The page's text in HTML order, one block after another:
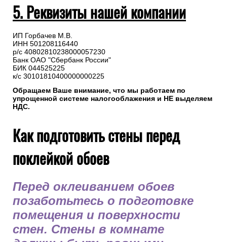
5. Реквизиты нашей компании
ИП Горбачев М.В.
ИНН 501208116440
р/с 40802810238000057230
Банк ОАО "Сбербанк России"
БИК 044525225
к/с 30101810400000000225
Обращаем Ваше внимание, что мы работаем по
упрощенной системе налогооблажения и НЕ выделяем
НДС.
Как подготовить стены перед
поклейкой обоев
Перед оклеиванием обоев
позаботьтесь о подготовке
помещения и поверхности
стен. Стены в комнате